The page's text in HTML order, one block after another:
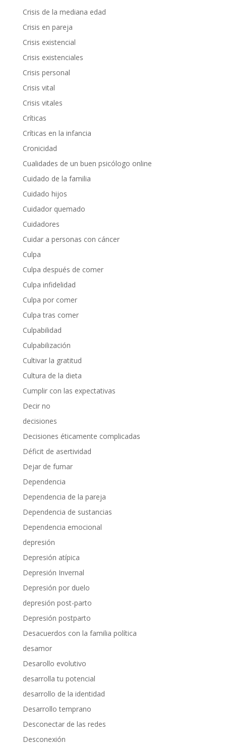
Crisis de la mediana edad
Crisis en pareja
Crisis existencial
Crisis existenciales
Crisis personal
Crisis vital
Crisis vitales
Críticas
Críticas en la infancia
Cronicidad
Cualidades de un buen psicólogo online
Cuidado de la familia
Cuidado hijos
Cuidador quemado
Cuidadores
Cuidar a personas con cáncer
Culpa
Culpa después de comer
Culpa infidelidad
Culpa por comer
Culpa tras comer
Culpabilidad
Culpabilización
Cultivar la gratitud
Cultura de la dieta
Cumplir con las expectativas
Decir no
decisiones
Decisiones éticamente complicadas
Déficit de asertividad
Dejar de fumar
Dependencia
Dependencia de la pareja
Dependencia de sustancias
Dependencia emocional
depresión
Depresión atípica
Depresión Invernal
Depresión por duelo
depresión post-parto
Depresión postparto
Desacuerdos con la familia política
desamor
Desarollo evolutivo
desarrolla tu potencial
desarrollo de la identidad
Desarrollo temprano
Desconectar de las redes
Desconexión